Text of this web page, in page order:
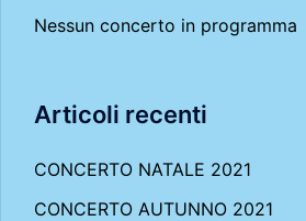
Nessun concerto in programma
Articoli recenti
CONCERTO NATALE 2021
CONCERTO AUTUNNO 2021